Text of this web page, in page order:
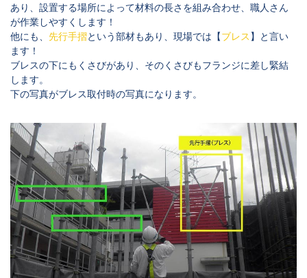
あり、設置する場所によって材料の長さを組み合わせ、職人さん
が作業しやすくします！
他にも、 先行手摺という部材もあり、現場では【ブレス 】と言い
ます！
ブレスの下にもくさびがあり、そのくさびもフランジに差し緊結
します。
下の写真がブレス取付時の写真になります。